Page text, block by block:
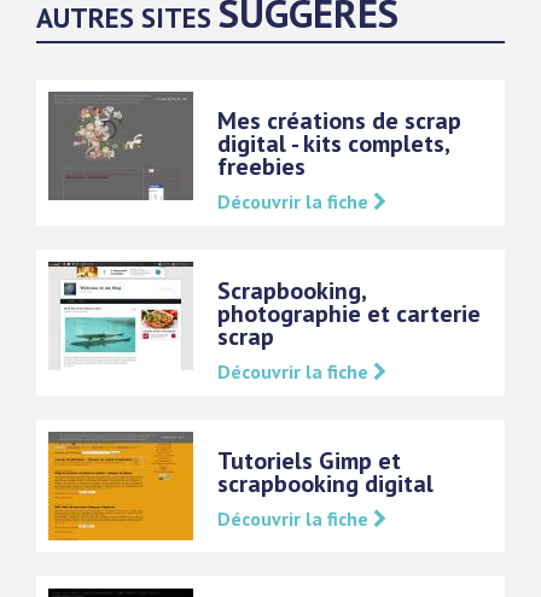
AUTRES SITES SUGGÉRÉS
Mes créations de scrap
digital - kits complets,
freebies
Découvrir la fiche
Scrapbooking,
photographie et carterie
scrap
Découvrir la fiche
Tutoriels Gimp et
scrapbooking digital
Découvrir la fiche